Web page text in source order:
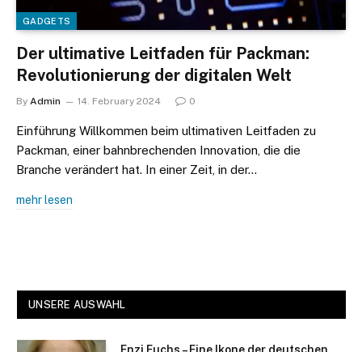
GADGETS
Der ultimative Leitfaden für Packman:
Revolutionierung der digitalen Welt
By Admin 14. February 2024 0
Einführung Willkommen beim ultimativen Leitfaden zu
Packman, einer bahnbrechenden Innovation, die die
Branche verändert hat. In einer Zeit, in der…
mehr lesen
UNSERE AUSWAHL
Enzi Fuchs – Eine Ikone der deutschen